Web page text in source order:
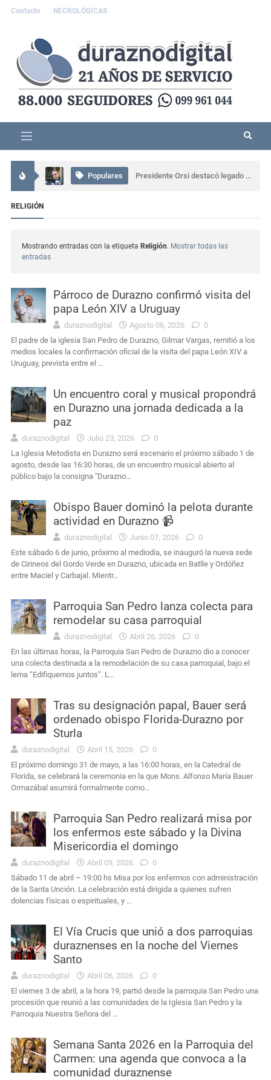
Contacto NECROLÓGICAS
Populares Presidente Orsi destacó legado humano y profesional de Gabriel Rossi
Actualidad Se presentó muy alterado en una comisaría de Sarandí del Yí, provocó daños y terminó detenido
Interés General
Interés General Masculino condenado en Durazno por porte de arma de fuego en lugares públicos
RELIGIÓN
Mostrando entradas con la etiqueta Religión. Mostrar todas las
entradas
Párroco de Durazno confirmó visita del
papa León XIV a Uruguay
duraznodigital Agosto 06, 2026
0
El padre de la iglesia San Pedro de Durazno, Gilmar Vargas, remitió a los
medios locales la confirmación oficial de la visita del papa León XIV a
Uruguay, prevista entre el …
Un encuentro coral y musical propondrá
en Durazno una jornada dedicada a la
paz
duraznodigital Julio 23, 2026
0
La Iglesia Metodista en Durazno será escenario el próximo sábado 1 de
agosto, desde las 16:30 horas, de un encuentro musical abierto al
público bajo la consigna "Durazno…
Obispo Bauer dominó la pelota durante
actividad en Durazno 📹
duraznodigital Junio 07, 2026
0
Este sábado 6 de junio, próximo al mediodía, se inauguró la nueva sede
de Cirineos del Gordo Verde en Durazno, ubicada en Batlle y Ordóñez
entre Maciel y Carbajal. Mientr…
Parroquia San Pedro lanza colecta para
remodelar su casa parroquial
duraznodigital Abril 26, 2026
0
En las últimas horas, la Parroquia San Pedro de Durazno dio a conocer
una colecta destinada a la remodelación de su casa parroquial, bajo el
lema “Edifiquemos juntos”. L…
Tras su designación papal, Bauer será
ordenado obispo Florida-Durazno por
Sturla
duraznodigital Abril 15, 2026
0
El próximo domingo 31 de mayo, a las 16:00 horas, en la Catedral de
Florida, se celebrará la ceremonia en la que Mons. Alfonso María Bauer
Ormazábal asumirá formalmente como…
Parroquia San Pedro realizará misa por
los enfermos este sábado y la Divina
Misericordia el domingo
duraznodigital Abril 09, 2026
0
Sábado 11 de abril – 19:00 hs Misa por los enfermos con administración
de la Santa Unción. La celebración está dirigida a quienes sufren
dolencias físicas o espirituales, y …
El Vía Crucis que unió a dos parroquias
duraznenses en la noche del Viernes
Santo
duraznodigital Abril 06, 2026
0
El viernes 3 de abril, a la hora 19, partió desde la parroquia San Pedro una
procesión que reunió a las comunidades de la Iglesia San Pedro y la
Parroquia Nuestra Señora del …
Semana Santa 2026 en la Parroquia del
Carmen: una agenda que convoca a la
comunidad duraznense